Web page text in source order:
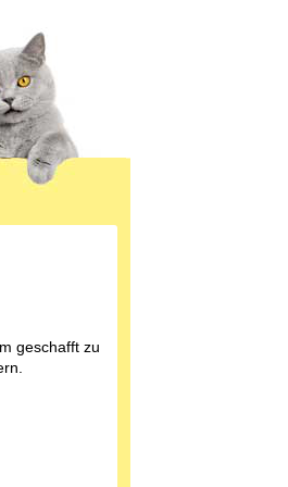
geschafft zu